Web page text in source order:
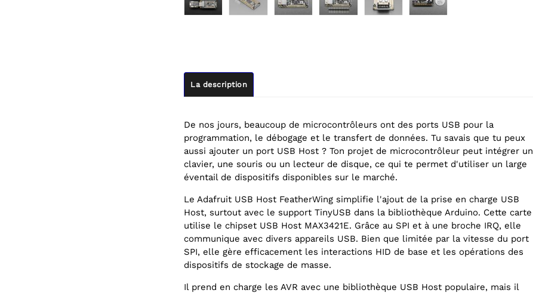
La description
De nos jours, beaucoup de microcontrôleurs ont des ports USB pour la
programmation, le débogage et le transfert de données. Tu savais que tu peux
aussi ajouter un port USB Host ? Ton projet de microcontrôleur peut intégrer un
clavier, une souris ou un lecteur de disque, ce qui te permet d'utiliser un large
éventail de dispositifs disponibles sur le marché.
Le Adafruit USB Host FeatherWing simplifie l'ajout de la prise en charge USB
Host, surtout avec le support TinyUSB dans la bibliothèque Arduino. Cette carte
utilise le chipset USB Host MAX3421E. Grâce au SPI et à une broche IRQ, elle
communique avec divers appareils USB. Bien que limitée par la vitesse du port
SPI, elle gère efficacement les interactions HID de base et les opérations des
dispositifs de stockage de masse.
Il prend en charge les AVR avec une bibliothèque USB Host populaire, mais il